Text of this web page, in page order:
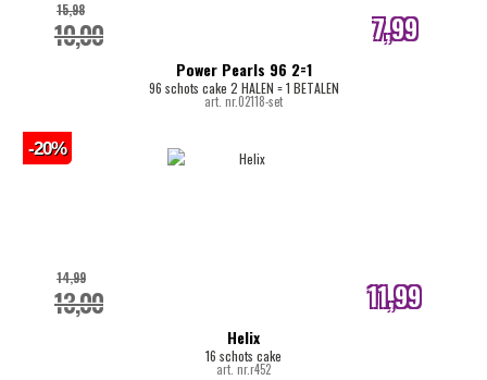
Power Pearls 96 2=1
96 schots cake 2 HALEN = 1 BETALEN
art. nr.02118-set
10,00
15,98 7,99
internetprijs
Helix
16 schots cake
art. nr.r452
13,00
14,99 11,99
internetprijs
-20%